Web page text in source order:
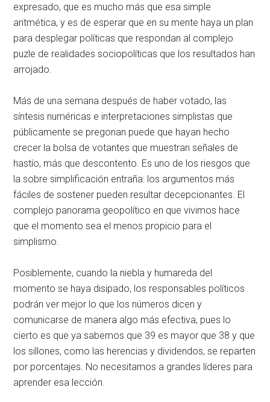
expresado, que es mucho más que esa simple
aritmética, y es de esperar que en su mente haya un plan
para desplegar políticas que respondan al complejo
puzle de realidades sociopolíticas que los resultados han
arrojado.
Más de una semana después de haber votado, las
síntesis numéricas e interpretaciones simplistas que
públicamente se pregonan puede que hayan hecho
crecer la bolsa de votantes que muestran señales de
hastío, más que descontento. Es uno de los riesgos que
la sobre simplificación entraña: los argumentos más
fáciles de sostener pueden resultar decepcionantes. El
complejo panorama geopolítico en que vivimos hace
que el momento sea el menos propicio para el
simplismo.
Posiblemente, cuando la niebla y humareda del
momento se haya disipado, los responsables políticos
podrán ver mejor lo que los números dicen y
comunicarse de manera algo más efectiva, pues lo
cierto es que ya sabemos que 39 es mayor que 38 y que
los sillones, como las herencias y dividendos, se reparten
por porcentajes. No necesitamos a grandes líderes para
aprender esa lección.